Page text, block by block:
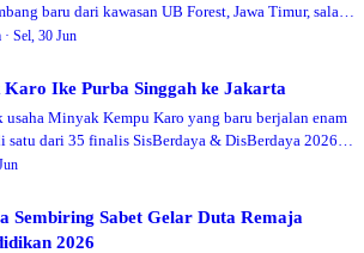
baru dari kawasan UB Forest, Jawa Timur, salah
brawijaya sebagai penghormatan kepada
Sel, 30 Jun
Ike Purba Singgah ke Jakarta
usaha Minyak Kempu Karo yang baru berjalan enam
dari 35 finalis SisBerdaya & DisBerdaya 2026
berjualan langsung di depan konsumen
Sembiring Sabet Gelar Duta Remaja
2026